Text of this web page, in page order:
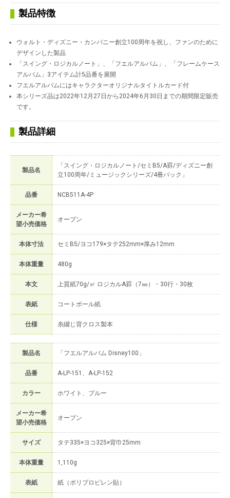
製品特徴
ウォルト・ディズニー・カンパニー創立100周年を祝し、ファンのために
デザインした製品
「スイング・ロジカルノート」、「フエルアルバム」、「フレームケース
アルバム」3アイテム計5品番を展開
フエルアルバムにはキャラクターオリジナルタイトルカード付
本シリーズ品は2022年12月27日から2024年6月30日までの期間限定販売
です。
製品詳細
製品名
「スイング・ロジカルノート/セミB5/A罫/ディズニー創
立100周年/ミュージックシリーズ/4冊パック」
品番 NCB511A-4P
メーカー希
望小売価格
オープン
本体寸法 セミB5/ヨコ179×タテ252mm×厚み12mm
本体重量 480g
本文 上質紙70g/㎡ ロジカルA罫（7㎜）・30行・30枚
表紙 コートボール紙
仕様 糸綴じ背クロス製本
製品名 「フエルアルバム Disney100」
品番 A-LP-151、A-LP-152
カラー ホワイト、ブルー
メーカー希
望小売価格
オープン
サイズ タテ335×ヨコ325×背巾25mm
本体重量 1,110g
表紙 紙（ポリプロピレン貼）